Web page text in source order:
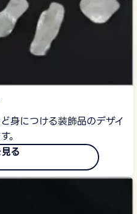
身につける装飾品のデザイ
。
る